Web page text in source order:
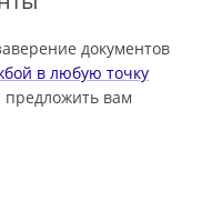
документов
в любую точку
предложить вам